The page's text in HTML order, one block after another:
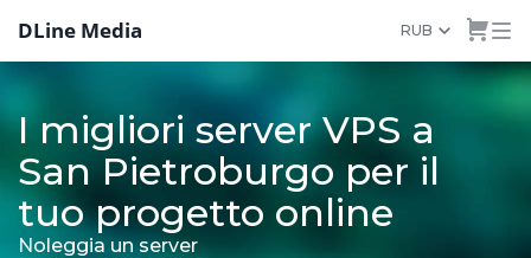
DLine Media RUB
I migliori server VPS a
San Pietroburgo per il
tuo progetto online
Noleggia un server